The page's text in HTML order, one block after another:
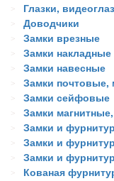
Глазки,
Доводчики
Замки врезные
Замки накладные
Замки навесные
Замки
Замки сейфовые
Замки
Замки и
Замки и
Замки и
Кованая